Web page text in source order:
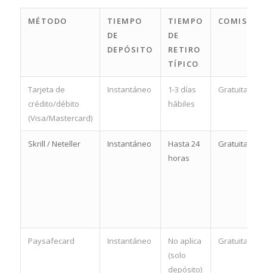
MÉTODO
TIEMPO
DE
DEPÓSITO
TIEMPO
DE
RETIRO
TÍPICO
COMISIÓN
Tarjeta de
crédito/débito
(Visa/Mastercard)
Instantáneo
1-3 días
hábiles
Gratuita
Skrill / Neteller Instantáneo
Hasta 24
horas
Gratuita
Paysafecard Instantáneo
No aplica
(solo
depósito)
Gratuita